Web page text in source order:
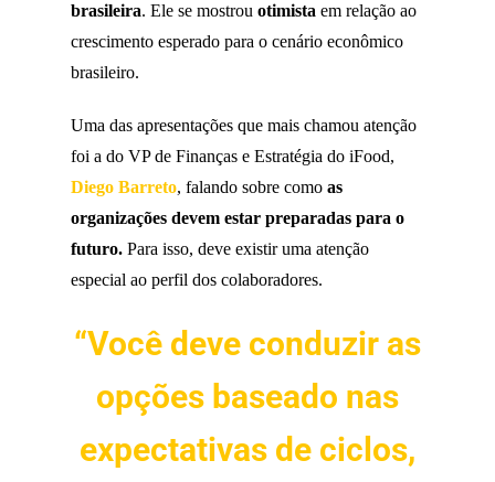
brasileira. Ele se mostrou otimista em relação ao
crescimento esperado para o cenário econômico
brasileiro.
Uma das apresentações que mais chamou atenção
foi a do VP de Finanças e Estratégia do iFood,
Diego Barreto, falando sobre como as
organizações devem estar preparadas para o
futuro. Para isso, deve existir uma atenção
especial ao perfil dos colaboradores.
“Você deve conduzir as
opções baseado nas
expectativas de ciclos,